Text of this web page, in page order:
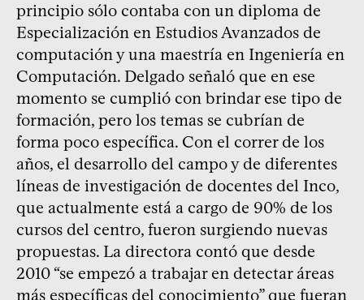
principio sólo contaba con un diploma de
Especialización en Estudios Avanzados de
computación y una maestría en Ingeniería en
Computación. Delgado señaló que en ese
momento se cumplió con brindar ese tipo de
formación, pero los temas se cubrían de
forma poco específica. Con el correr de los
años, el desarrollo del campo y de diferentes
líneas de investigación de docentes del Inco,
que actualmente está a cargo de 90% de los
cursos del centro, fueron surgiendo nuevas
propuestas. La directora contó que desde
2010 “se empezó a trabajar en detectar áreas
más específicas del conocimiento” que fueran